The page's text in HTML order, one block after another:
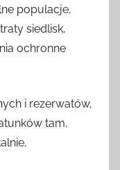
populacje,
siedlisk,
ochronne
i rezerwatów,
tam,